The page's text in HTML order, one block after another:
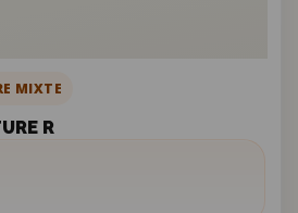
MIXTE
R